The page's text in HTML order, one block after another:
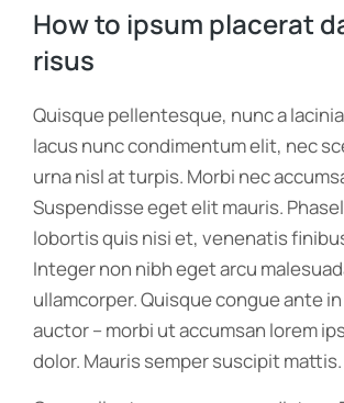
How to ipsum placerat
risus
Quisque pellentesque, nunc a
lacus nunc condimentum elit, nec
urna nisl at turpis. Morbi nec
Suspendisse eget elit mauris.
lobortis quis nisi et, venenatis
Integer non nibh eget arcu
ullamcorper. Quisque congue ante
auctor – morbi ut accumsan lorem
dolor. Mauris semper suscipit mattis.